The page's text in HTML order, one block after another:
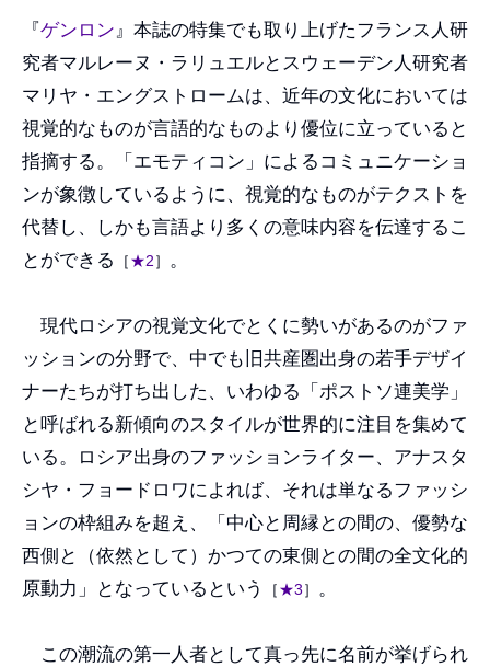
『ゲンロン 』本誌の特集でも取り上げたフランス人研
究者マルレーヌ・ラリュエルとスウェーデン人研究者
マリヤ・エングストロームは、近年の文化においては
視覚的なものが言語的なものより優位に立っていると
指摘する。「エモティコン」によるコミュニケーショ
ンが象徴しているように、視覚的なものがテクストを
代替し、しかも言語より多くの意味内容を伝達するこ
とができる
［ ★2 ］ 。
現代ロシアの視覚文化でとくに勢いがあるのがファ
ッションの分野で、中でも旧共産圏出身の若手デザイ
ナーたちが打ち出した、いわゆる「ポストソ連美学」
と呼ばれる新傾向のスタイルが世界的に注目を集めて
いる。ロシア出身のファッションライター、アナスタ
シヤ・フョードロワによれば、それは単なるファッシ
ョンの枠組みを超え、「中心と周縁との間の、優勢な
西側と（依然として）かつての東側との間の全文化的
原動力」となっているという
［ ★3 ］ 。
この潮流の第一人者として真っ先に名前が挙げられ